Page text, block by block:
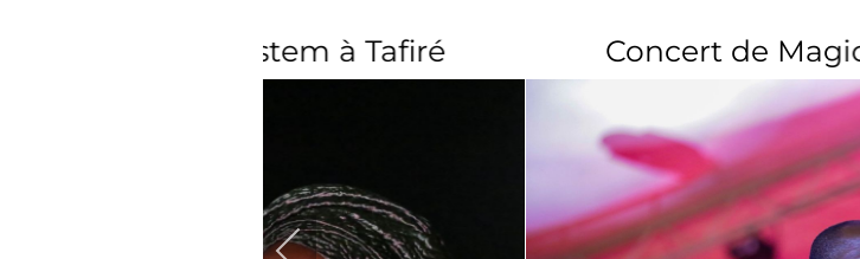
Concert de Magic System à Tafiré